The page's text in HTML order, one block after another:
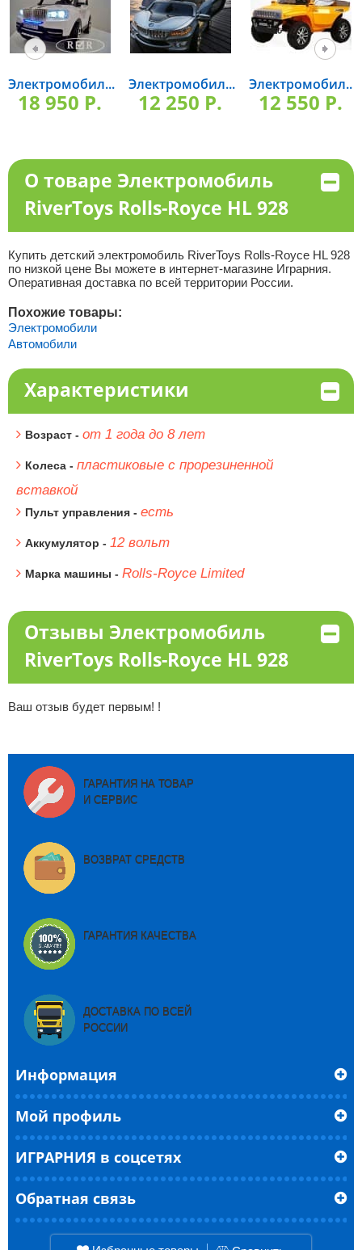
Электромобил...
18 950 P.
Электромобил...
12 250 P.
Электромобил...
12 550 P.
О товаре Электромобиль
RiverToys Rolls-Royce HL 928
Купить детский электромобиль RiverToys Rolls-Royce HL 928
по низкой цене Вы можете в интернет-магазине Играрния.
Оперативная доставка по всей территории России.
Похожие товары:
Электромобили
Автомобили
Характеристики
Возраст - от 1 года до 8 лет
Колеса - пластиковые с прорезиненной
вставкой
Пульт управления - есть
Аккумулятор - 12 вольт
Марка машины - Rolls-Royce Limited
Отзывы Электромобиль
RiverToys Rolls-Royce HL 928
Ваш отзыв будет первым! !
ГАРАНТИЯ НА ТОВАР
И СЕРВИС
ВОЗВРАТ СРЕДСТВ
ГАРАНТИЯ КАЧЕСТВА
ДОСТАВКА ПО ВСЕЙ
РОССИИ
Информация
Мой профиль
ИГРАРНИЯ в соцсетях
Обратная связь